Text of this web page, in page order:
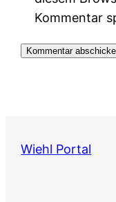
Kommentar
Wiehl Portal